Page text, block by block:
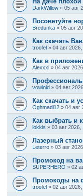
DarkWillow » 05 авг
Посоветуйте
Bredunka » 05 авг
Как скачать
troofel » 04 авг
Как в
Alexxxl » 04 авг
vowinid » 04 авг
Как скачать и
Oghmadi12 » 04 авг
Как выбрать и
lokkis » 03 авг 2026,
Лазерный
Leterro » 03 авг
Промокод на
SUPERHERO » 02
Промокоды на
troofel » 02 авг 2026,